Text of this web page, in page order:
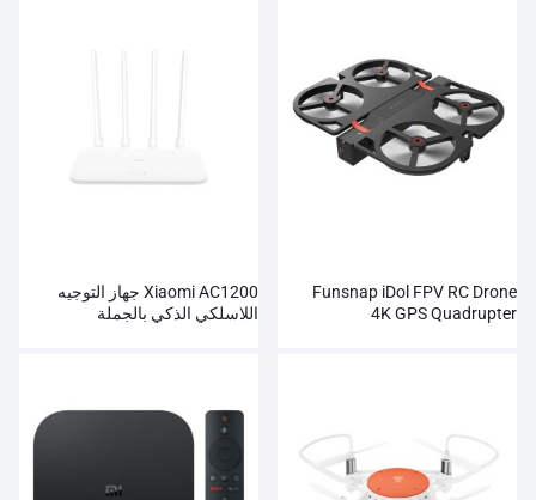
Funsnap iDol FPV RC Drone
4K GPS Quadrupter
Xiaomi AC1200 جهاز التوجيه
اللاسلكي الذكي بالجملة